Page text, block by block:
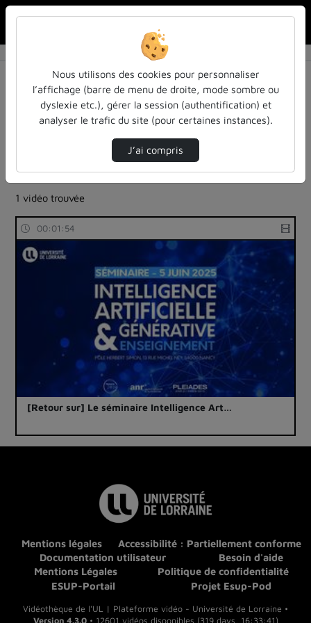
Résultats de la recherche
Filtres actifs (cliquer pour en retirer) :
reportages
sdun-videos-en-ligne
debat-mouvant
sdun-videos-en-ligne
enseignement-superieur
ia-lintelligence-artificielle-approches-et-usages-a-
luniversite
1 vidéo trouvée
00:01:54
[Retour sur] Le séminaire Intelligence Art…
Mentions légales
Accessibilité : Partiellement conforme
Documentation utilisateur
Besoin d'aide
Mentions Légales
Politique de confidentialité
ESUP-Portail
Projet Esup-Pod
Vidéothèque de l'UL | Plateforme vidéo - Université de Lorraine •
Version 4.3.0• 12601 vidéos disponibles (319 days, 16:33:41)
Nous utilisons des cookies pour personnaliser
l’affichage (barre de menu de droite, mode sombre ou
dyslexie etc.), gérer la session (authentification) et
analyser le trafic du site (pour certaines instances).
J’ai compris